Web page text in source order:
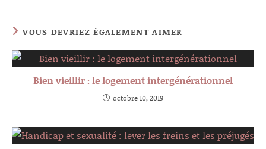
VOUS DEVRIEZ ÉGALEMENT AIMER
Bien vieillir : le logement intergénérationnel
octobre 10, 2019